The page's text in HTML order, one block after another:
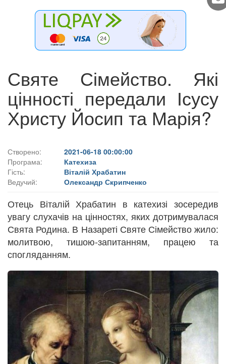
Святе Сімейство. Які
цінності передали Ісусу
Христу Йосип та Марія?
Створено:
2021-06-18 00:00:00
Програма:
Катехиза
Гість:
Віталій Храбатин
Ведучий:
Олександр Скрипченко
Отець Віталій Храбатин в катехизі зосередив
увагу слухачів на цінностях, яких дотримувалася
Свята Родина. В Назареті Святе Сімейство жило:
молитвою, тишою-запитанням, працею та
спогляданням.